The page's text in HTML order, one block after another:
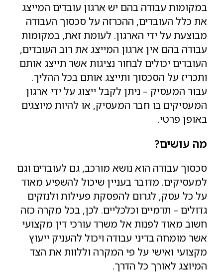
במקומות עבודה בהם יש ארגון עובדים המייצג
את כלל העובדים, ההכרזה על סכסוך העבודה
מבוצעת על ידי הארגון. לעומת זאת, במקומות
עבודה בהם אין ארגון המייצג את רוב העובדים,
העובדים יכולים לבחור נציגות אשר תייצג אותם
ותכריז על הסכסוך ותייצג אותם בכל ההליך.
עבור המעסיק – ניתן לקבל ייצוג על ידי ארגון
המעסיקים בו חבר המעסיק, או להיות מיוצגים
באופן פרטי.
מה עושים?
סכסוך עבודה הוא נושא מורכב, גם לעובדים וגם
למעסיקים. מדובר בעניין שיכול להשפיע מאוד
על כל עסק, לגרום להפסקת פעילות ולנזקים
גדולים – תדמיים וכלכליים. לכן, בכל מקרה כזה
חשוב מאוד לפנות אל משרד עורכי דין מקצועי
אשר מומחה בדיני עבודה ויכול להעניק ייעוץ
מקצועי ואישי על פי המקרה וללוות את הצד
המיוצג לאורך כל הדרך.